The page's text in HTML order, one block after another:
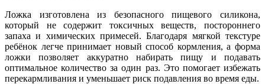
Ложка изготовлена из безопасного пищевого силикона,
который не содержит токсичных веществ, постороннего
запаха и химических примесей. Благодаря мягкой текстуре
ребёнок легче принимает новый способ кормления, а форма
ложки позволяет аккуратно набирать пищу и подавать
оптимальное количество за один раз. Это помогает избежать
перекармливания и уменьшает риск подавления во время еды.